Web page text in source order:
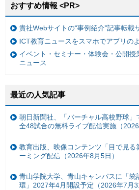
おすすめ情報 <PR>
貴社Webサイトの“事例紹介”記事転載
ICT教育ニュースをスマホでアプリの
イベント・セミナー・体験会・公開
ニュース
最近の人気記事
朝日新聞社、「バーチャル高校野球」
全48試合の無料ライブ配信実施（2026
教育出版、映像コンテンツ「目で見る
ーミング配信（2026年8月5日）
青山学院大学、青山キャンパスに「統
環」2027年4月開設予定（2026年7月